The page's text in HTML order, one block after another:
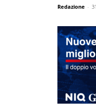
Redazione -